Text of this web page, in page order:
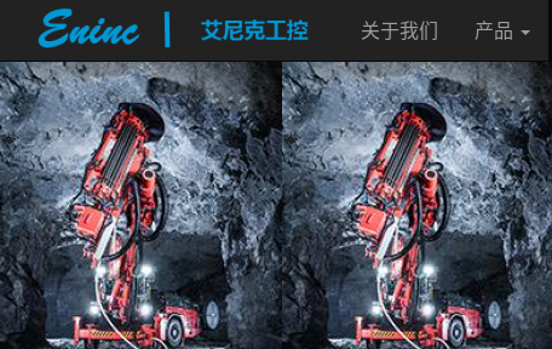
关于我们 产品